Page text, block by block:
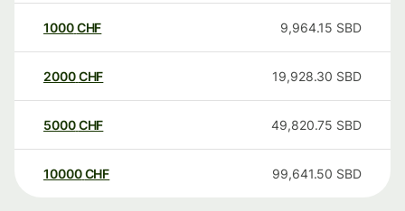
1000CHF 9,964.15 SBD
2000CHF 19,928.30 SBD
5000CHF 49,820.75 SBD
10000 CHF 99,641.50 SBD